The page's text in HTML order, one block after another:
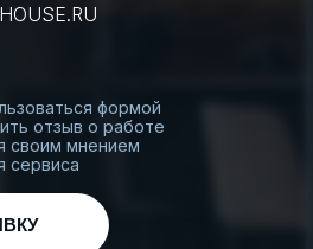
формой
отзыв о работе
своим мнением
сервиса